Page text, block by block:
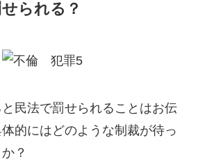
られる？
民法で罰せられることはお伝
的にはどのような制裁が待っ
？